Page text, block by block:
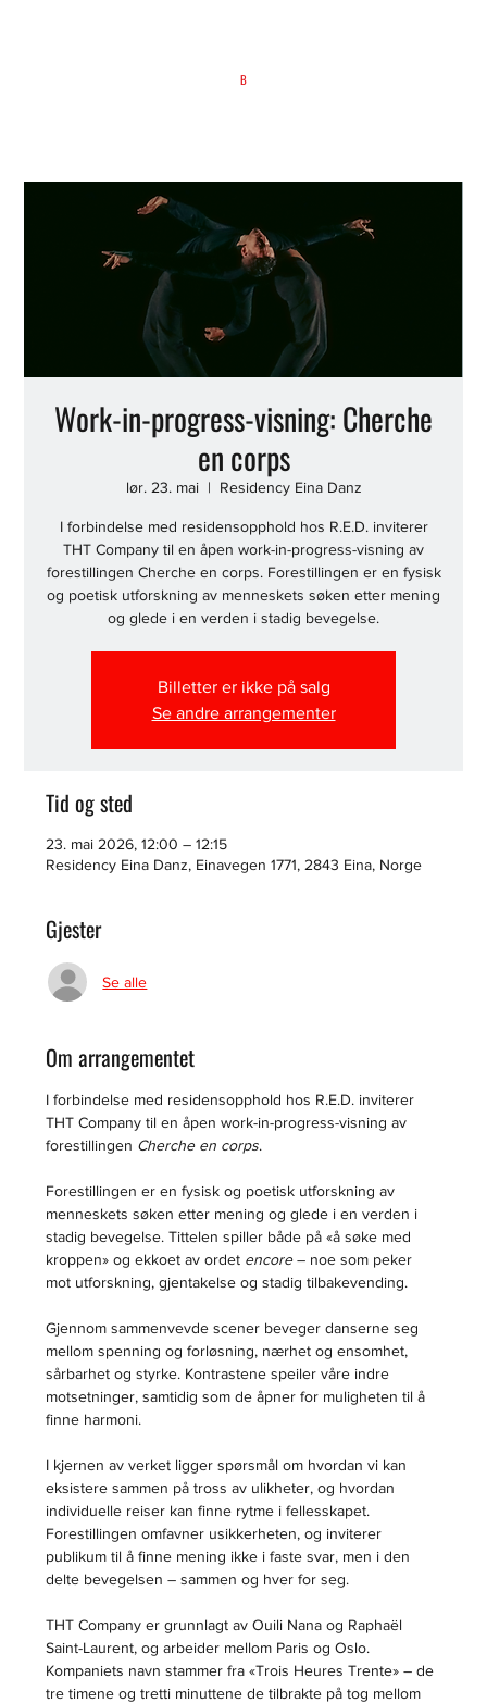
B
Work-in-progress-visning: Cherche
en corps
lør. 23. mai
  |
Residency Eina Danz
I forbindelse med residensopphold hos R.E.D. inviterer
THT Company til en åpen work-in-progress-visning av
forestillingen Cherche en corps. Forestillingen er en fysisk
og poetisk utforskning av menneskets søken etter mening
og glede i en verden i stadig bevegelse.
Billetter er ikke på salg
Se andre arrangementer
Tid og sted
23. mai 2026, 12:00 – 12:15
Residency Eina Danz, Einavegen 1771, 2843 Eina, Norge
Gjester
Se alle
Om arrangementet
I forbindelse med residensopphold hos R.E.D. inviterer
THT Company til en åpen work-in-progress-visning av
forestillingen Cherche en corps.
Forestillingen er en fysisk og poetisk utforskning av
menneskets søken etter mening og glede i en verden i
stadig bevegelse. Tittelen spiller både på «å søke med
kroppen» og ekkoet av ordet encore – noe som peker
mot utforskning, gjentakelse og stadig tilbakevending.
Gjennom sammenvevde scener beveger danserne seg
mellom spenning og forløsning, nærhet og ensomhet,
sårbarhet og styrke. Kontrastene speiler våre indre
motsetninger, samtidig som de åpner for muligheten til å
finne harmoni.
I kjernen av verket ligger spørsmål om hvordan vi kan
eksistere sammen på tross av ulikheter, og hvordan
individuelle reiser kan finne rytme i fellesskapet.
Forestillingen omfavner usikkerheten, og inviterer
publikum til å finne mening ikke i faste svar, men i den
delte bevegelsen – sammen og hver for seg.
THT Company er grunnlagt av Ouili Nana og Raphaël
Saint-Laurent, og arbeider mellom Paris og Oslo.
Kompaniets navn stammer fra «Trois Heures Trente» – de
tre timene og tretti minuttene de tilbrakte på tog mellom